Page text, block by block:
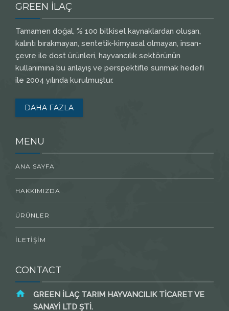
GREEN İLAÇ
Tamamen doğal, % 100 bitkisel kaynaklardan oluşan,
kalıntı bırakmayan, sentetik-kimyasal olmayan, insan-
çevre ile dost ürünleri, hayvancılık sektörünün
kullanımına bu anlayış ve perspektifle sunmak hedefi
ile 2004 yılında kurulmuştur.
DAHA FAZLA
MENU
ANA SAYFA
HAKKIMIZDA
ÜRÜNLER
İLETİŞİM
CONTACT
GREEN İLAÇ TARIM HAYVANCILIK TİCARET VE
SANAYİ LTD ŞTİ.